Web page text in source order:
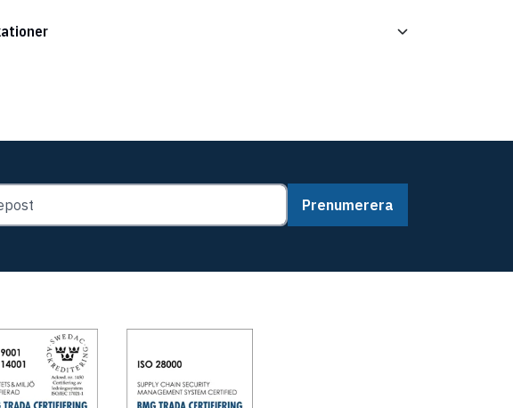
Prenumerera